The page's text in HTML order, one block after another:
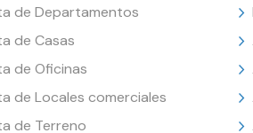
de Departamentos
de Casas
de Oficinas
de Locales comerciales
de Terreno